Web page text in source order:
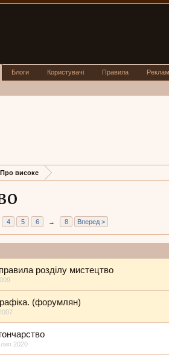
Про високе
4 5 6 → 8 Вперед >
розділу мистецтво
(форумлян)
2020
Блоги Користувачі Правила